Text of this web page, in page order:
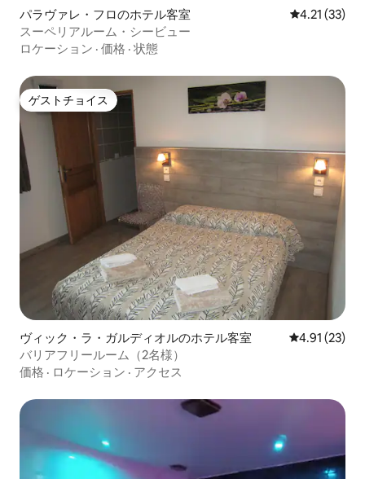
パラヴァレ・フロのホテル客室 レビュー33
4.21 (33)
スーペリアルーム・シービュー
ロケーション · 価格 · 状態
ゲストチョイス
ゲストチョイス
ヴィック・ラ・ガルディオルのホテル客室 レビュー23
4.91 (23)
バリアフリールーム（2名様）
価格 · ロケーション · アクセス